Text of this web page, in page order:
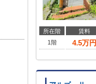
所在階 賃料
1階
4.5万円